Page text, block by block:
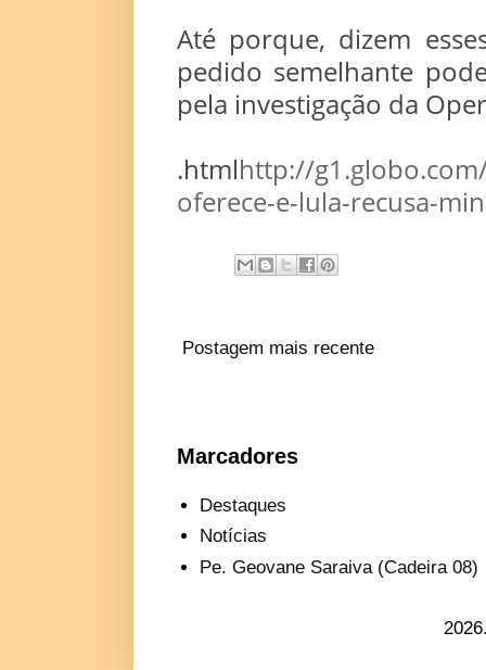
Até porque, dizem
pedido semelhante
pela investigação da
.htmlhttp://
oferece-e-lula-recusa-
Postagem mais recente
Marcadores
Destaques
Notícias
Pe. Geovane Saraiva (Cadeira 08)